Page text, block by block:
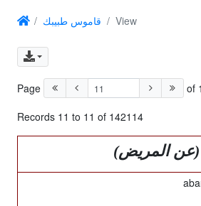
قاموس طبيبك View
Page of
Records 11 to 11 of 142114
(عن المريض)